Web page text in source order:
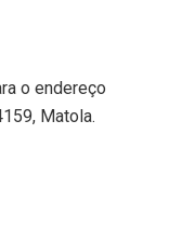
o endereço
Matola.